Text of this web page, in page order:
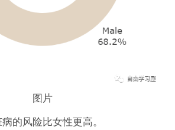
图片
的风险比女性更高。